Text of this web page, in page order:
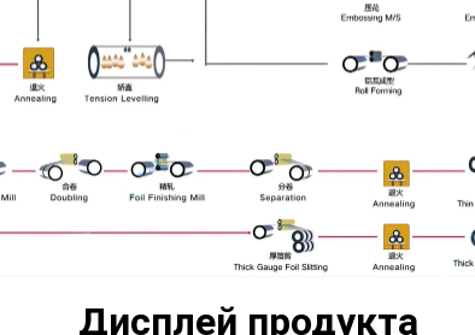
Дисплей продукта